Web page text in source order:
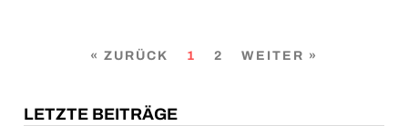
« ZURÜCK 1 2 WEITER »
LETZTE BEITRÄGE